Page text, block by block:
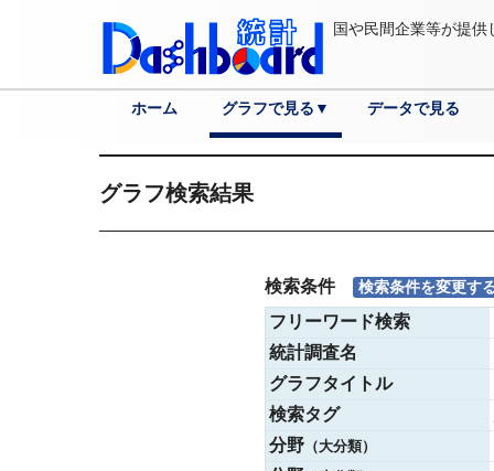
国や民間企業等が提
ホーム グラフで見る▼
分野各国へ
都道府県へ
市区町村へ
詳細検索
データで見る
グラフ検索結果
検索条件 検索条件を変更す
フリーワード検索
統計調査名
グラフタイトル
検索タグ
分野（大分類）